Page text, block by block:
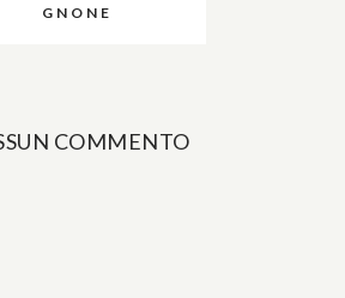
GNONE
COMMENTO